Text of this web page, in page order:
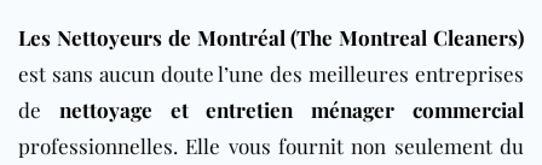
Les Nettoyeurs de Montréal (The Montreal Cleaners)
est sans aucun doute l’une des meilleures entreprises
de nettoyage et entretien ménager commercial
professionnelles. Elle vous fournit non seulement du